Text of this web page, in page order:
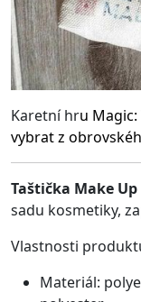
Karetní hru
vybrat z
Taštička Make Up
sadu kosmetiky,
Vlastnosti
Materiál: